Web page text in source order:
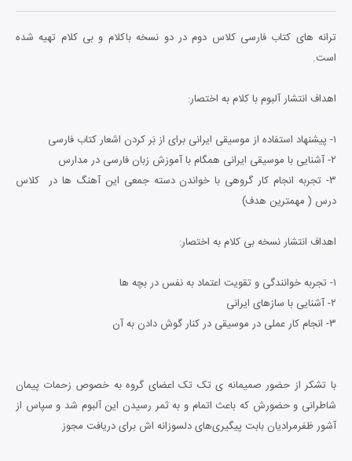
ترانه های کتاب فارسی کلاس دوم در دو نسخه باکلام و بی کلام تهیه شده
است.
اهداف انتشار آلبوم با کلام به اختصار:
۱- پیشنهاد استفاده از موسیقی ایرانی برای از بَر کردن اشعار کتاب فارسی
۲- آشنایی با موسیقی ایرانی همگام با آموزش زبان فارسی در مدارس
۳- تجربه انجام کار گروهی با خواندن دسته جمعی این آهنگ ها در کلاس
درس ( مهمترین هدف)
اهداف انتشار نسخه بی کلام به اختصار:
۱- تجربه خوانندگی و تقویت اعتماد به نفس در بچه ها
۲- آشنایی با سازهای ایرانی
۳- انجام کار عملی در موسیقی در کنار گوش دادن به آن
با تشکر از حضور صمیمانه ی تک تک اعضای گروه به خصوص زحمات پیمان
شاطرانی و حضورش که باعث اتمام و به ثمر رسیدن این آلبوم شد و سپاس از
آشور ظفرمرادیان بابت پیگیری‌های دلسوزانه اش برای دریافت مجوز